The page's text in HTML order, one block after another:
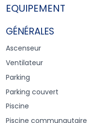
EQUIPEMENT
GÉNÉRALES
Ascenseur
Ventilateur
Parking
Parking couvert
Piscine
Piscine communautaire